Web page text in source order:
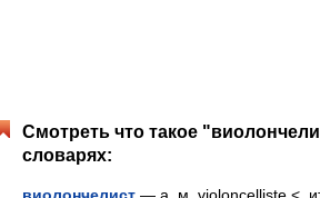
Смотреть что такое
словарях: